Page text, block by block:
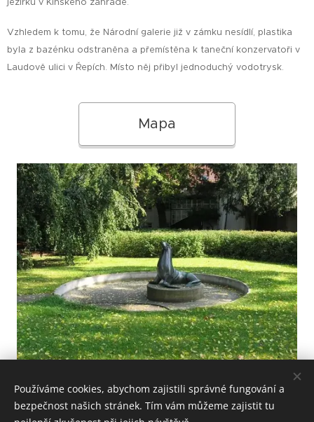
Vzhledem k tomu, že Národní galerie již v zámku nesídlí, plastika
byla z bazénku odstraněna a přemístěna k taneční konzervatoři v
Laudově ulici v Řepích. Místo něj přibyl jednoduchý vodotrysk.
Mapa
Používáme cookies, abychom zajistili správné fungování a
bezpečnost našich stránek. Tím vám můžeme zajistit tu